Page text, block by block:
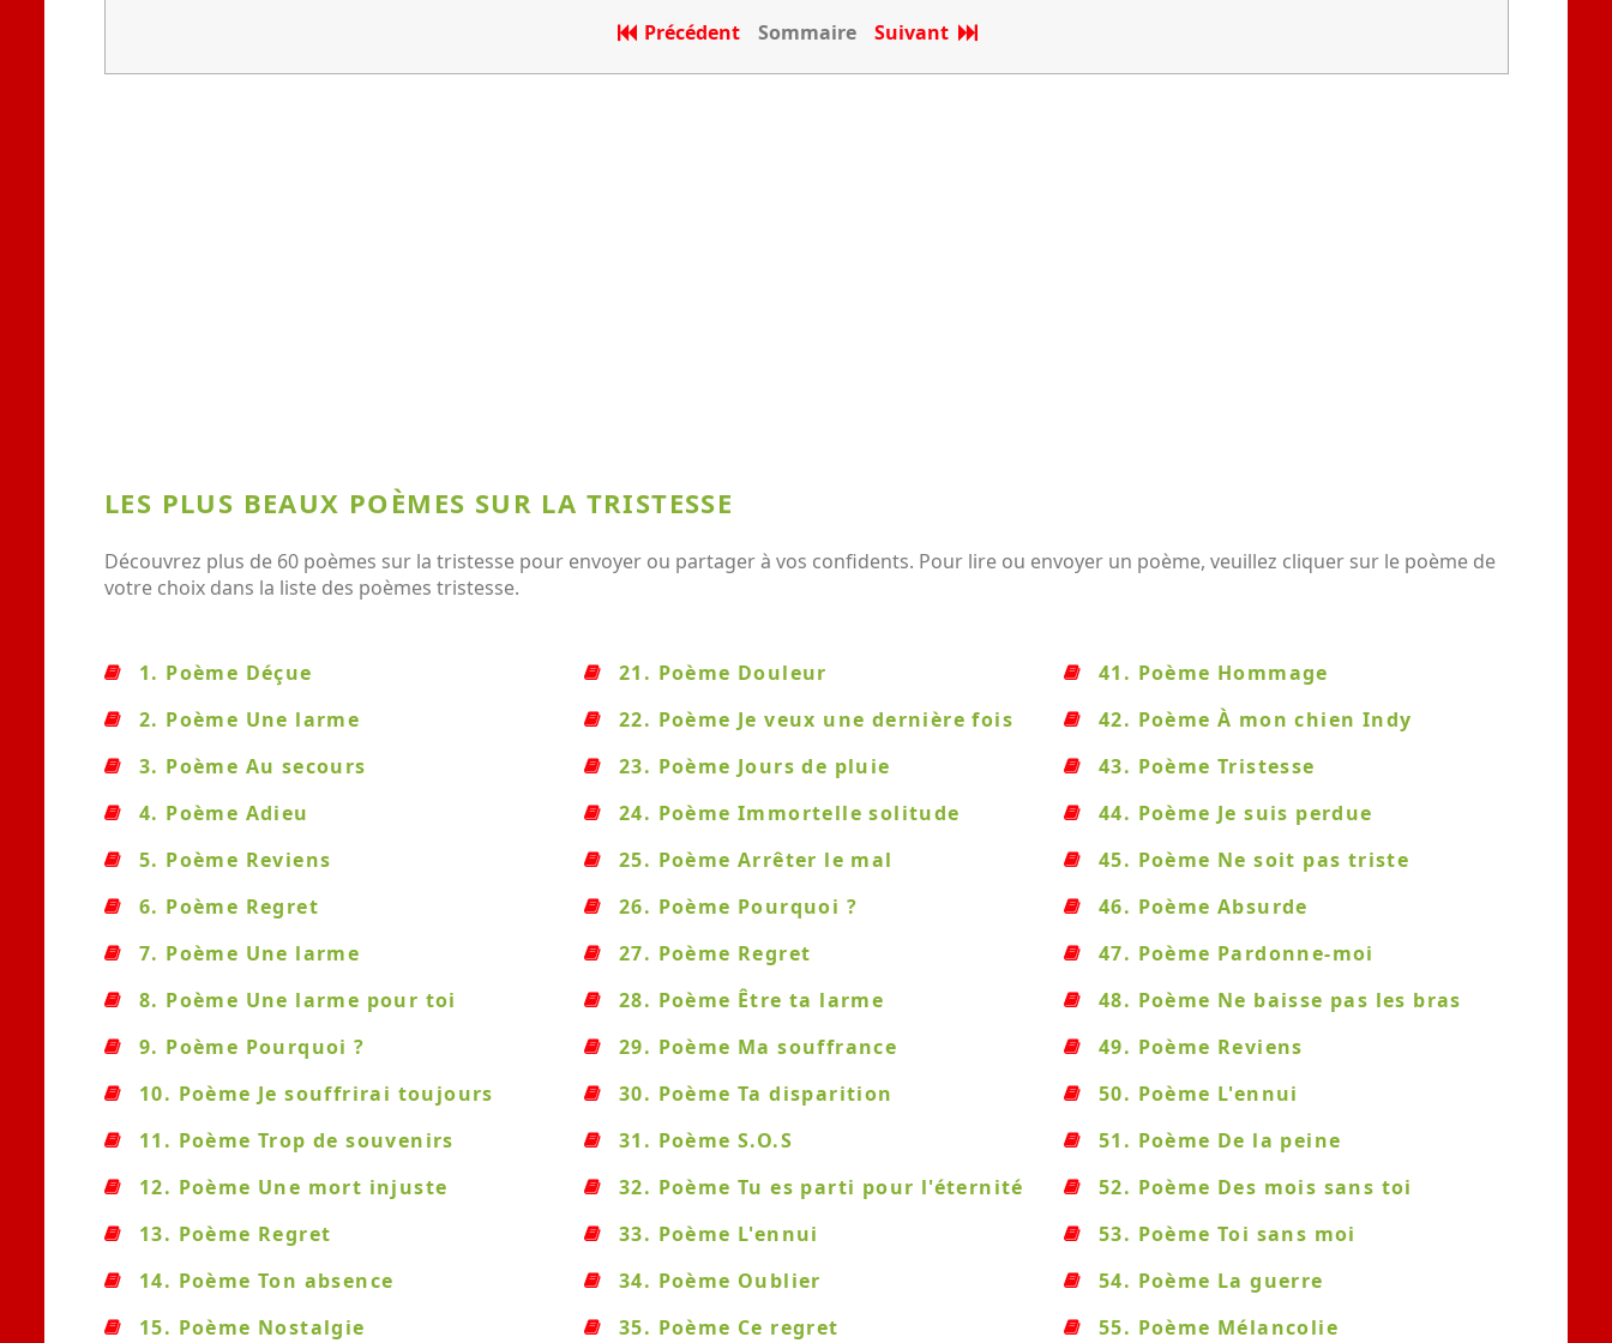
Précédent Sommaire Suivant
LES PLUS BEAUX POÈMES SUR LA TRISTESSE
Découvrez plus de 60 poèmes sur la tristesse pour envoyer ou partager à vos confidents. Pour lire ou envoyer un poème, veuillez cliquer sur le poème de
votre choix dans la liste des poèmes tristesse.
1. Poème Déçue
2. Poème Une larme
3. Poème Au secours
4. Poème Adieu
5. Poème Reviens
6. Poème Regret
7. Poème Une larme
8. Poème Une larme pour toi
9. Poème Pourquoi ?
10. Poème Je souffrirai toujours
11. Poème Trop de souvenirs
12. Poème Une mort injuste
13. Poème Regret
14. Poème Ton absence
15. Poème Nostalgie
21. Poème Douleur
22. Poème Je veux une dernière fois
23. Poème Jours de pluie
24. Poème Immortelle solitude
25. Poème Arrêter le mal
26. Poème Pourquoi ?
27. Poème Regret
28. Poème Être ta larme
29. Poème Ma souffrance
30. Poème Ta disparition
31. Poème S.O.S
32. Poème Tu es parti pour l'éternité
33. Poème L'ennui
34. Poème Oublier
35. Poème Ce regret
41. Poème Hommage
42. Poème À mon chien Indy
43. Poème Tristesse
44. Poème Je suis perdue
45. Poème Ne soit pas triste
46. Poème Absurde
47. Poème Pardonne-moi
48. Poème Ne baisse pas les bras
49. Poème Reviens
50. Poème L'ennui
51. Poème De la peine
52. Poème Des mois sans toi
53. Poème Toi sans moi
54. Poème La guerre
55. Poème Mélancolie